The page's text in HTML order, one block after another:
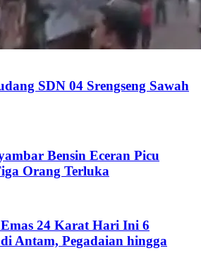
SDN 04 Srengseng Sawah
Bensin Eceran Picu
Orang Terluka
24 Karat Hari Ini 6
Antam, Pegadaian hingga